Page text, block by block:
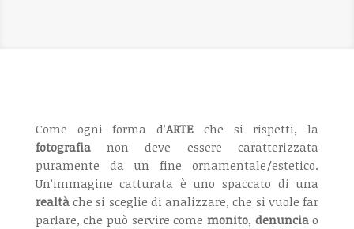
Come ogni forma d’ARTE che si rispetti, la
fotografianon deve essere caratterizzata
puramente da un fine ornamentale/estetico.
Un’immagine catturata è uno spaccato di una
realtàche si sceglie di analizzare, che si vuole far
parlare, che può servire come monito, denunciao